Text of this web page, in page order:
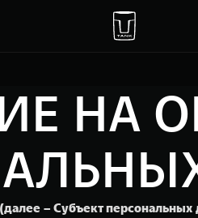
НА
(далее – Субъект